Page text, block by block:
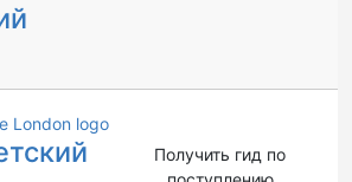
Получить гид по